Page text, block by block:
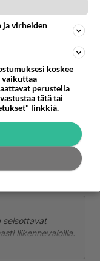
liikennesääntöjä.
seisottavat
on tehty
Kommentoi
seisottavat
liikennevaloilla.
huonosti
ja virheiden
koskee
vaikuttaa
perustella
tätä tai
linkkiä.